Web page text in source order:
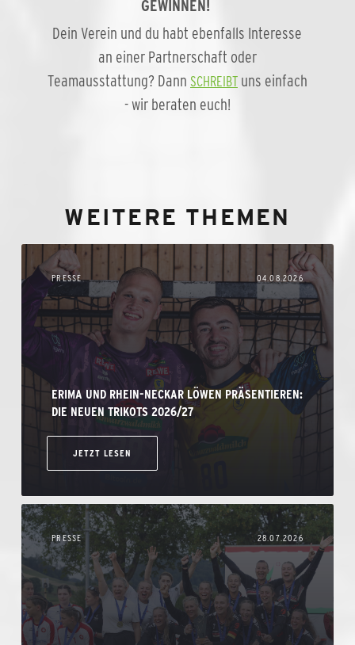
GEWINNEN!
Dein Verein und du habt ebenfalls Interesse
an einer Partnerschaft oder
Teamausstattung? Dann SCHREIBTuns einfach
- wir beraten euch!
WEITERE THEMEN
PRESSE 04.08.2026
ERIMA UND RHEIN-NECKAR LÖWEN PRÄSENTIEREN:
DIE NEUEN TRIKOTS 2026/27
JETZT LESEN
PRESSE 28.07.2026